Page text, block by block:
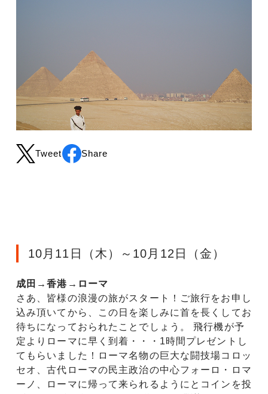
Tweet Share
10月11日（木）～10月12日（金）
成田→香港→ローマ
さあ、皆様の浪漫の旅がスタート！ご旅行をお申し
込み頂いてから、この日を楽しみに首を長くしてお
待ちになっておられたことでしょう。 飛行機が予
定よりローマに早く到着・・・1時間プレゼントし
てもらいました！ローマ名物の巨大な闘技場コロッ
セオ、古代ローマの民主政治の中心フォーロ・ロマ
ーノ、ローマに帰って来られるようにとコインを投